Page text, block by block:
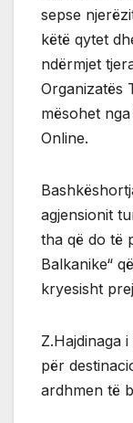
sepse
këtë qytet
ndërmjet
Organizatës
mësohet
Online.
agjensionit
tha që do të
Balkanike“
kryesisht
Z.Hajdinaga
për
ardhmen të